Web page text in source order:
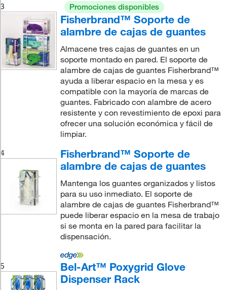
3 Promociones disponibles
Fisherbrand™ Soporte de
alambre de cajas de guantes
Almacene tres cajas de guantes en un
soporte montado en pared. El soporte de
alambre de cajas de guantes Fisherbrand™
ayuda a liberar espacio en la mesa y es
compatible con la mayoría de marcas de
guantes. Fabricado con alambre de acero
resistente y con revestimiento de epoxi para
ofrecer una solución económica y fácil de
limpiar.
4
Fisherbrand™ Soporte de
alambre de cajas de guantes
Mantenga los guantes organizados y listos
para su uso inmediato. El soporte de
alambre de cajas de guantes Fisherbrand™
puede liberar espacio en la mesa de trabajo
si se monta en la pared para facilitar la
dispensación.
5
Bel-Art™ Poxygrid Glove
Dispenser Rack